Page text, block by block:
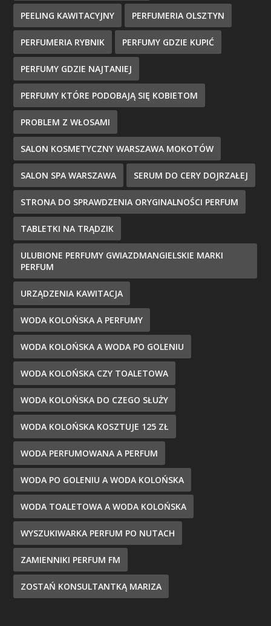
PEELING KAWITACYJNY PERFUMERIA OLSZTYN
PERFUMERIA RYBNIK PERFUMY GDZIE KUPIĆ
PERFUMY GDZIE NAJTANIEJ
PERFUMY KTÓRE PODOBAJĄ SIĘ KOBIETOM
PROBLEM Z WŁOSAMI
SALON KOSMETYCZNY WARSZAWA MOKOTÓW
SALON SPA WARSZAWA SERUM DO CERY DOJRZAŁEJ
STRONA DO SPRAWDZENIA ORYGINALNOŚCI PERFUM
TABLETKI NA TRĄDZIK
ULUBIONE PERFUMY GWIAZDMANGIELSKIE MARKI
PERFUM
URZĄDZENIA KAWITACJA
WODA KOLOŃSKA A PERFUMY
WODA KOLOŃSKA A WODA PO GOLENIU
WODA KOLOŃSKA CZY TOALETOWA
WODA KOLOŃSKA DO CZEGO SŁUŻY
WODA KOLOŃSKA KOSZTUJE 125 ZŁ
WODA PERFUMOWANA A PERFUM
WODA PO GOLENIU A WODA KOLOŃSKA
WODA TOALETOWA A WODA KOLOŃSKA
WYSZUKIWARKA PERFUM PO NUTACH
ZAMIENNIKI PERFUM FM
ZOSTAŃ KONSULTANTKĄ MARIZA